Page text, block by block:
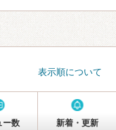
表示順について
ー数 新着・更新